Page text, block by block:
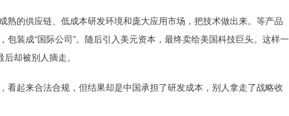
熟的供应链、低成本研发环境和庞大应用市场，把技术做出来。等产品
包装成“国际公司”。随后引入美元资本，最终卖给美国科技巨头。这样一
却被别人摘走。
看起来合法合规，但结果却是中国承担了研发成本，别人拿走了战略收